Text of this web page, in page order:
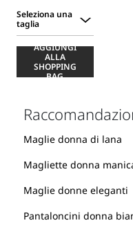
Seleziona una
taglia
AGGIUNGI
ALLA
SHOPPING
BAG
Maglie donna di lana
Magliette donna
Maglie donne eleganti
Pantaloncini donna